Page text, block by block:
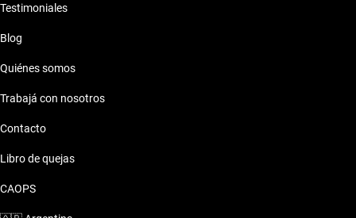
Testimoniales
Blog
Quiénes somos
Trabajá con nosotros
Contacto
Libro de quejas
CAOPS